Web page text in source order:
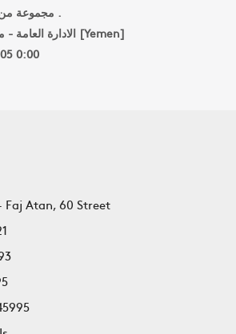
مجموعة من الاختصاصيين .
الادارة العامة - مبني التقاعد [Yemen]
0:00
Faj Atan, 60 Street